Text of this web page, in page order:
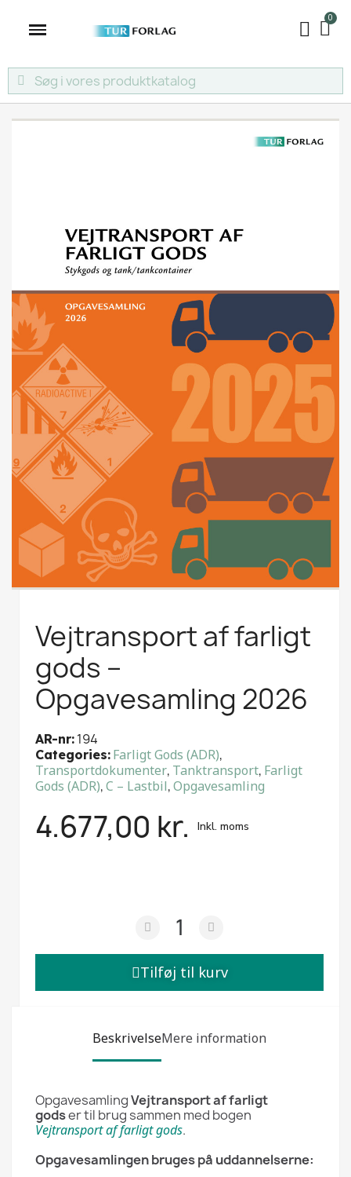
Vejtransport af farligt
gods –
Opgavesamling 2026
AR-nr 194
Categories Farligt Gods (ADR),
Transportdokumenter, Tanktransport, Farligt
Gods (ADR),C – Lastbil,Opgavesamling
4.677,00 kr. Inkl. moms
Tilføj til kurv
BeskrivelseMere information
OpgavesamlingVejtransport af farligt
godser til brug sammen med bogen
Vejtransport af farligt gods.
Opgavesamlingen bruges på uddannelserne: